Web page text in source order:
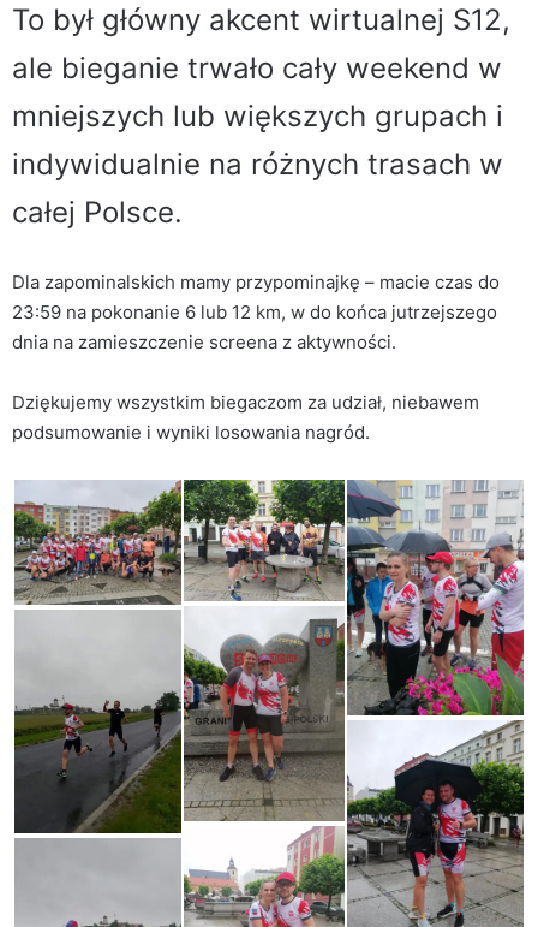
To był główny akcent wirtualnej S12,
ale bieganie trwało cały weekend w
mniejszych lub większych grupach i
indywidualnie na różnych trasach w
całej Polsce.
Dla zapominalskich mamy przypominajkę – macie czas do
23:59 na pokonanie 6 lub 12 km, w do końca jutrzejszego
dnia na zamieszczenie screena z aktywności.
Dziękujemy wszystkim biegaczom za udział, niebawem
podsumowanie i wyniki losowania nagród.